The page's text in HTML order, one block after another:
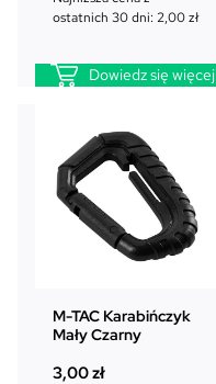
ostatnich 30 dni: 2,00zł
Dowiedz się więcej
M-TAC Karabińczyk
Mały Czarny
3,00zł